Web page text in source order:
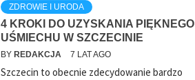
ZDROWIE I URODA
4 KROKI DO UZYSKANIA PIĘKNEGO
UŚMIECHU W SZCZECINIE
BY REDAKCJA 7 LAT AGO
Szczecin to obecnie zdecydowanie bardzo